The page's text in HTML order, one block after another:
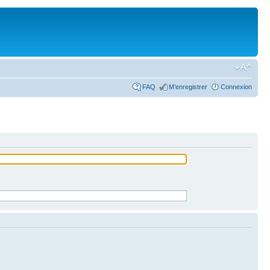
FAQ M’enregistrer Connexion